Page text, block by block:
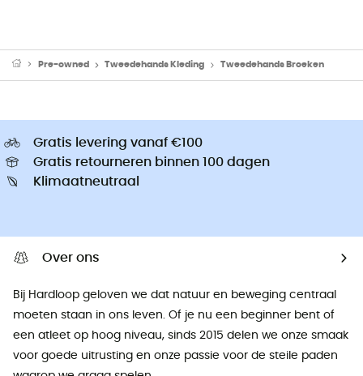
Pre-owned Tweedehands Kleding Tweedehands Broeken
Gratis levering vanaf €100
Gratis retourneren binnen 100 dagen
Klimaatneutraal
Over ons
Bij Hardloop geloven we dat natuur en beweging centraal
moeten staan ​​in ons leven. Of je nu een beginner bent of
een atleet op hoog niveau, sinds 2015 delen we onze smaak
voor goede uitrusting en onze passie voor de steile paden